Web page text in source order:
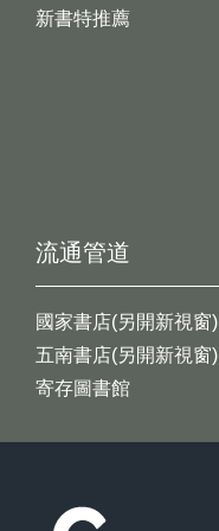
新書特推薦
流通管道
國家書店(另開新視窗)
五南書店(另開新視窗)
寄存圖書館